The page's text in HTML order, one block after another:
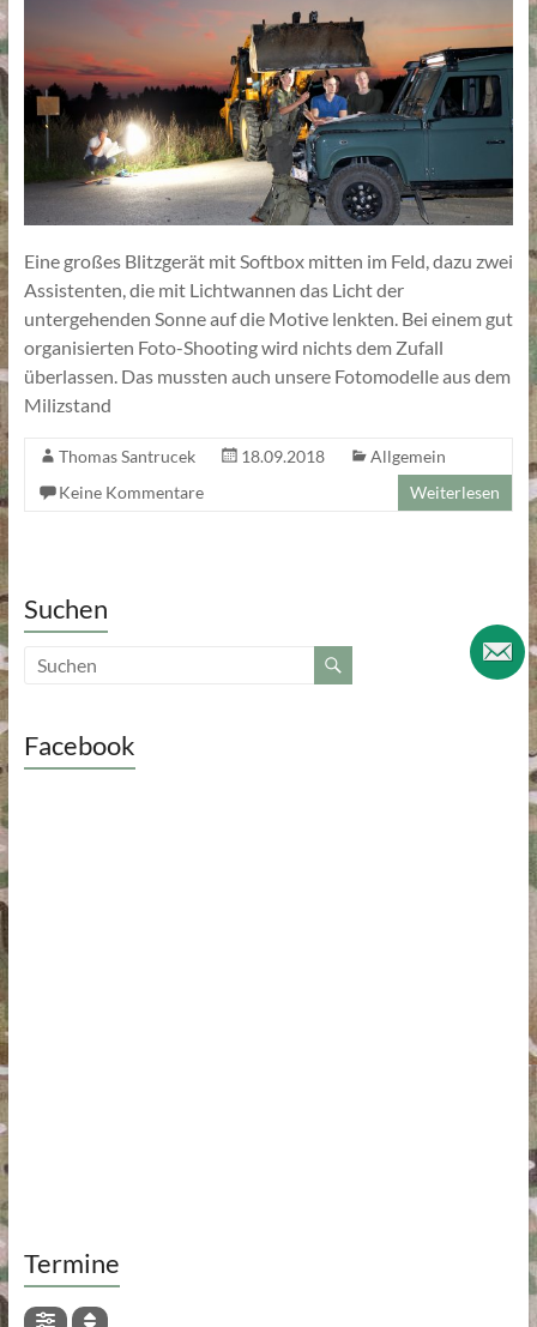
Eine großes Blitzgerät mit Softbox mitten im Feld, dazu zwei
Assistenten, die mit Lichtwannen das Licht der
untergehenden Sonne auf die Motive lenkten. Bei einem gut
organisierten Foto-Shooting wird nichts dem Zufall
überlassen. Das mussten auch unsere Fotomodelle aus dem
Milizstand
Thomas Santrucek 18.09.2018
Allgemein
Keine Kommentare
Weiterlesen
Suchen
Facebook
Termine